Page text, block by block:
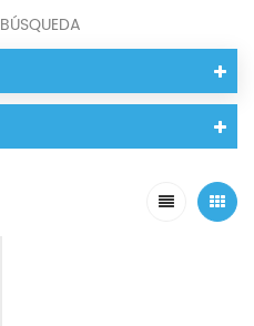
BÚSQUEDA